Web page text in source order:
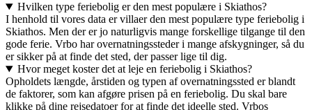
Hvilken type feriebolig er den mest populære i Skiathos?
I henhold til vores data er villaer den mest populære type feriebolig i
Skiathos. Men der er jo naturligvis mange forskellige tilgange til den
gode ferie. Vrbo har overnatningssteder i mange afskygninger, så du
er sikker på at finde det sted, der passer lige til dig.
Hvor meget koster det at leje en feriebolig i Skiathos?
Opholdets længde, årstiden og typen af overnatningssted er blandt
de faktorer, som kan afgøre prisen på en feriebolig. Du skal bare
klikke på dine rejsedatoer for at finde det ideelle sted. Vrbos